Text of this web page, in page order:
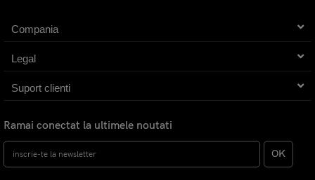
Compania
Legal
Suport clienti
Ramai conectat la ultimele noutati
OK